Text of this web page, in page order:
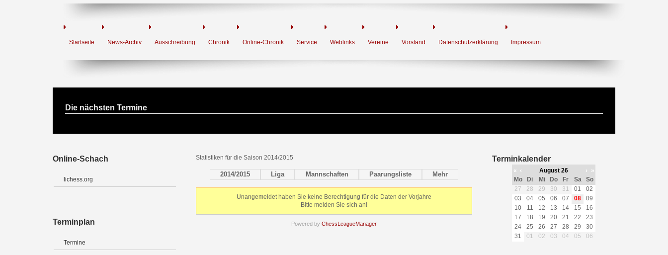
Startseite News-Archiv Ausschreibung Chronik Online-Chronik Service Weblinks Vereine Vorstand Datenschutzerklärung Impressum
Die nächsten Termine
Online-Schach
lichess.org
Terminplan
Termine
Statistiken für die Saison 2014/2015
2014/2015 Liga Mannschaften Paarungsliste Mehr
Unangemeldet haben Sie keine Berechtigung für die Daten der Vorjahre
Bitte melden Sie sich an!
Powered by ChessLeagueManager
Terminkalender
« ‹ August 26 ›
»
Mo
Di Mi Do Fr Sa
So
27
28 29 30 31 01
02
03
04 05 06 07 08
09
10
11 12 13 14 15
16
17
18 19 20 21 22
23
24
25 26 27 28 29
30
31
01 02 03 04 05 06